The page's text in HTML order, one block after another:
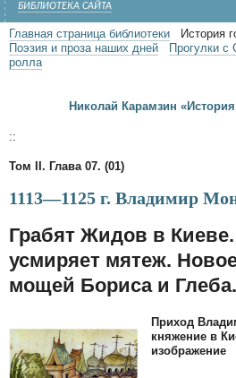
БИБЛИОТЕКА САЙТА
Главная страница библиотеки
История
Поэзия и проза наших дней
Прогулки с
ролла
Николай Карамзин
::
Том II. Глава 07. (01)
1113—1125 г. Владимир
Грабят Жидов в
усмиряет мятеж.
мощей Бориса и
Приход
княжение в
изображение